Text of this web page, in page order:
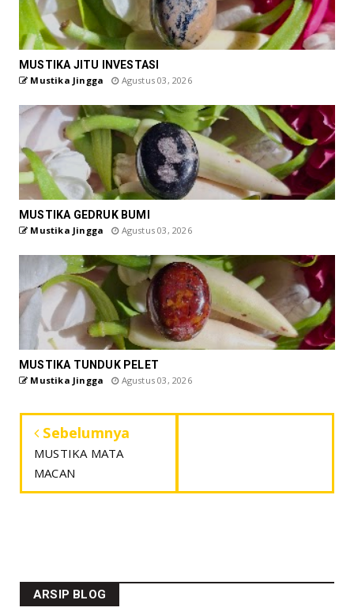
MUSTIKA JITU INVESTASI
Mustika Jingga Agustus 03, 2026
MUSTIKA GEDRUK BUMI
Mustika Jingga Agustus 03, 2026
MUSTIKA TUNDUK PELET
Mustika Jingga Agustus 03, 2026
Sebelumnya
MUSTIKA MATA
MACAN
ARSIP BLOG